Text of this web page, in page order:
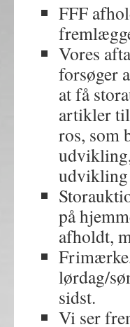
FFF
Vores
forsøger
at få
artikler til
ros, som
på
afholdt,
lørdag/
sidst.
Vi ser